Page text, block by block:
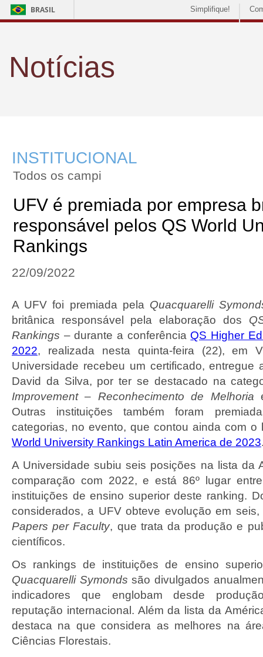
BRASIL Simplifique!
Notícias
INSTITUCIONAL
Todos os campi
UFV é premiada por empresa
responsável pelos QS World
Rankings
22/09/2022
A UFV foi premiada pela Quacquarelli
britânica responsável pela elaboração dos
Rankings – durante a conferência QS Higher
2022, realizada nesta quinta-feira (22), em
Universidade recebeu um certificado, entregue
David da Silva, por ter se destacado na
Improvement­– Reconhecimento de Melhoria
Outras instituições também foram
categorias, no evento, que contou ainda com
World University Rankings Latin America de 2023
A Universidade subiu seis posições na lista da
comparação com 2022, e está 86º lugar
instituições de ensino superior deste ranking.
considerados, a UFV obteve evolução em seis,
Papers per Faculty, que trata da produção e
científicos.
Os rankings de instituições de ensino
Quacquarelli Symonds são divulgados
indicadores que englobam desde
reputação internacional. Além da lista da
destaca na que considera as melhores na
Ciências Florestais.